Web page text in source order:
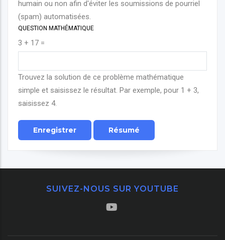
humain ou non afin d'éviter les soumissions de pourriel
(spam) automatisées.
QUESTION MATHÉMATIQUE
3 + 17 =
Trouvez la solution de ce problème mathématique
simple et saisissez le résultat. Par exemple, pour 1 + 3,
saisissez 4.
SUIVEZ-NOUS SUR YOUTUBE